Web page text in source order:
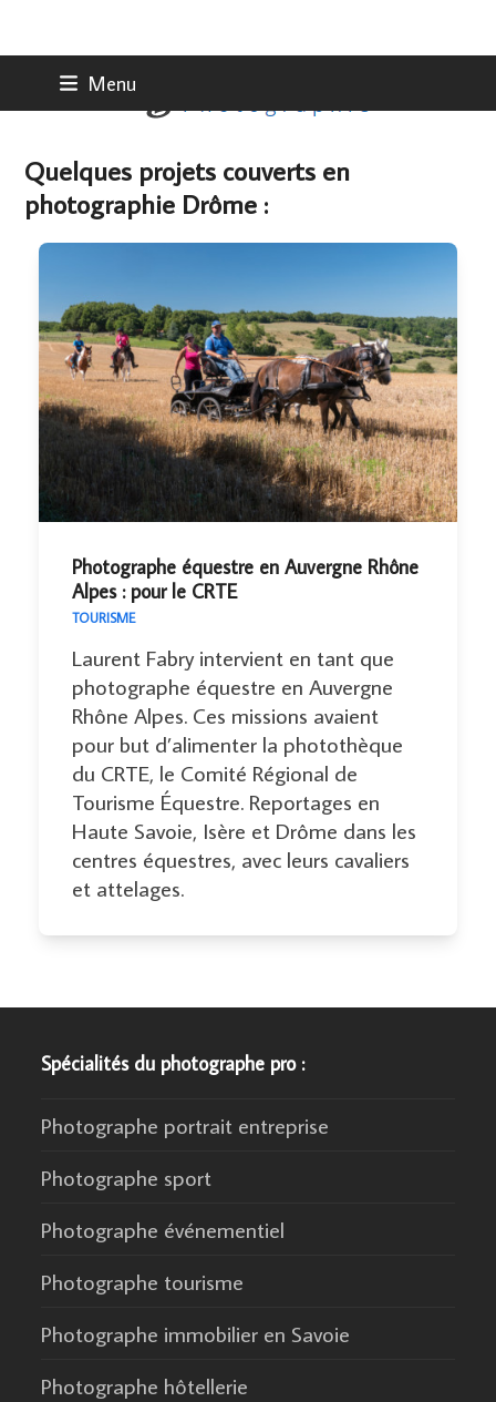
Menu
Quelques projets couverts en
photographie Drôme :
Photographe équestre en Auvergne Rhône
Alpes : pour le CRTE
TOURISME
Laurent Fabry intervient en tant que
photographe équestre en Auvergne
Rhône Alpes. Ces missions avaient
pour but d’alimenter la photothèque
du CRTE, le Comité Régional de
Tourisme Équestre. Reportages en
Haute Savoie, Isère et Drôme dans les
centres équestres, avec leurs cavaliers
et attelages.
Spécialités du photographe pro :
Photographe portrait entreprise
Photographe sport
Photographe événementiel
Photographe tourisme
Photographe immobilier en Savoie
Photographe hôtellerie